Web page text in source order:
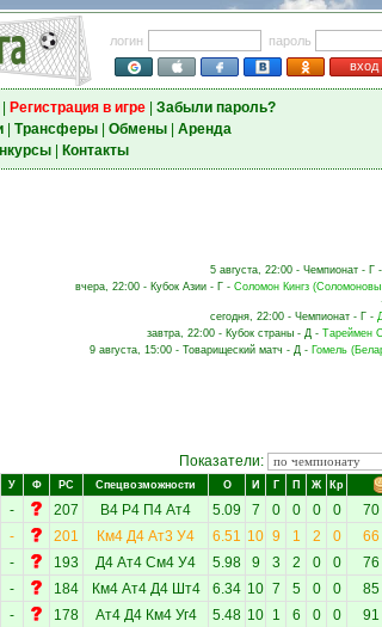
логин
пароль
вход
Регистрация в игре| Забыли пароль?
| Трансферы| Обмены| Аренда
| Контакты
5 августа, 22:00 - Чемпионат - Г -
вчера, 22:00 - Кубок Азии - Г - Соломон Кингз
сегодня, 22:00 - Чемпионат - Г -
завтра, 22:00 - Кубок страны - Д - Тареймен
9 августа, 15:00 - Товарищеский матч - Д - Гомель
Показатели:
У Ф РС Спецвозможности О И Г П Ж Кр
- 207 В4 Р4 П4 Ат4 5.09 7 0 0 0 0 70
- 201 Км4 Д4 Ат3 У4 6.51 10 9 1 2 0 66
- 193 Д4 Ат4 См4 У4 5.98 9 3 2 0 0 76
- 184 Км4 Ат4 Д4 Шт4 6.34 10 7 5 0 0 85
- 178 Ат4 Д4 Км4 Уг4 5.48 10 1 6 0 0 91